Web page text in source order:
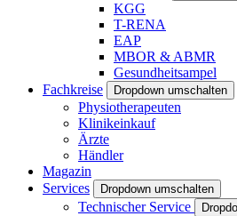
KGG
T-RENA
EAP
MBOR & ABMR
Gesundheitsampel
Fachkreise
Dropdown umschalten
Physiotherapeuten
Klinikeinkauf
Ärzte
Händler
Magazin
Services
Dropdown umschalten
Technischer Service